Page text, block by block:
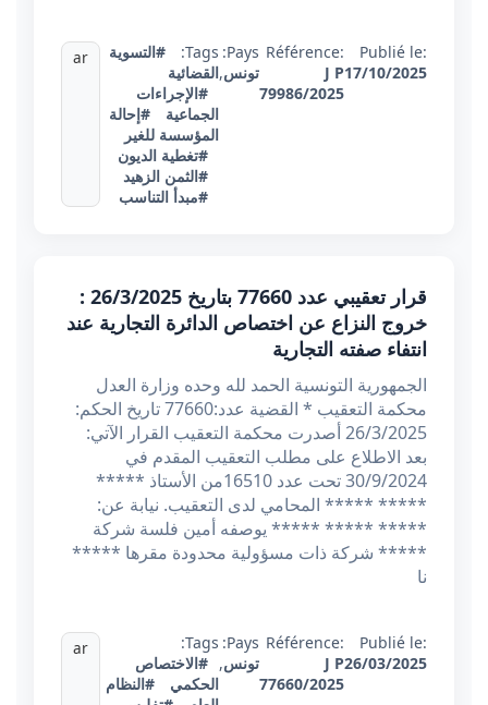
Publié le:
17/10/2025
Référence:
J P
79986/2025
Pays:
تونس,
Tags:
#التسوية
القضائية
#الإجراءات
الجماعية
#إحالة
المؤسسة للغير
#تغطية الديون
#الثمن الزهيد
#مبدأ التناسب
ar
قرار تعقيبي عدد 77660 بتاريخ 26/3/2025 :
خروج النزاع عن اختصاص الدائرة التجارية عند
انتفاء صفته التجارية
الجمهورية التونسية الحمد لله وحده وزارة العدل
محكمة التعقيب * القضية عدد:77660 تاريخ الحكم:
26/3/2025 أصدرت محكمة التعقيب القرار الآتي:
بعد الاطلاع على مطلب التعقيب المقدم في
30/9/2024 تحت عدد 16510من الأستاذ *****
***** ***** المحامي لدى التعقيب. نيابة عن:
***** ***** ***** يوصفه أمين فلسة شركة
***** شركة ذات مسؤولية محدودة مقرها *****
نا
Publié le:
26/03/2025
Référence:
J P
77660/2025
Pays:
تونس,
Tags:
#الاختصاص
الحكمي
#النظام
ar